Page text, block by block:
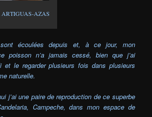
ARTIGUAS-AZAS
écoulées depuis et, à ce jour, mon
poisson n’a jamais cessé, bien que j’ai
et le regarder plusieurs fois dans plusieurs
naturelle.
j’ai une paire de reproduction de ce superbe
Campeche, dans mon espace de